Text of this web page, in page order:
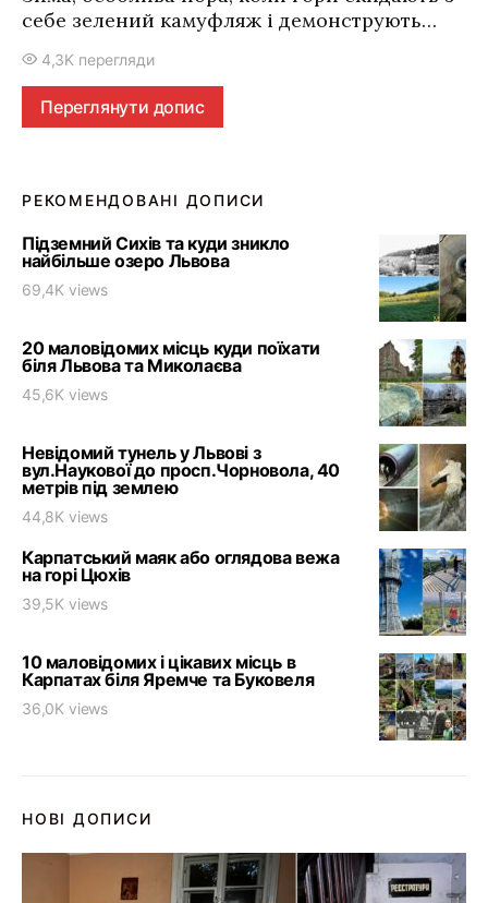
себе зелений камуфляж і демонструють…
4,3K перегляди
Переглянути допис
РЕКОМЕНДОВАНІ ДОПИСИ
Підземний Сихів та куди зникло
найбільше озеро Львова
69,4K views
20 маловідомих місць куди поїхати
біля Львова та Миколаєва
45,6K views
Невідомий тунель у Львові з
вул.Наукової до просп.Чорновола, 40
метрів під землею
44,8K views
Карпатський маяк або оглядова вежа
на горі Цюхів
39,5K views
10 маловідомих і цікавих місць в
Карпатах біля Яремче та Буковеля
36,0K views
НОВІ ДОПИСИ